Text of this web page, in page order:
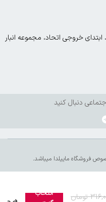
خروجی اتحاد، مجموعه انبار
دنبال کنید
فروشگاه ماییلدا میباشد.
تومان
انتخاب